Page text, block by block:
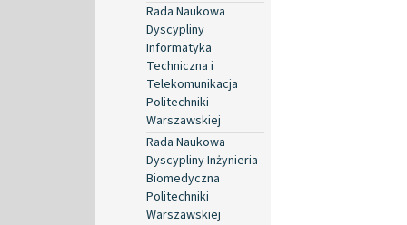
Rada Naukowa
Dyscypliny
Informatyka
Techniczna i
Telekomunikacja
Politechniki
Warszawskiej
Rada Naukowa
Dyscypliny Inżynieria
Biomedyczna
Politechniki
Warszawskiej